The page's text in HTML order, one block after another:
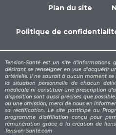
Plan du site
Politique de
Tension-Santé est un site
désirant se renseigner en vue d’acquérir
artérielle. Il ne saurait à aucun moment
la situation personnelle de chacun
médicale ni constituer une prescription
disposition sont aussi précises que
ou une omission, merci de nous en
sa rectification. Le site participe au
programme d’affiliation conçu pour
rémunération grâce à la création de
Tension-Santé.com